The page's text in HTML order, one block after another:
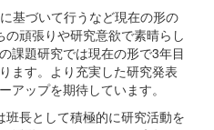
基づいて行うなど現在の形の
頑張りや研究意欲で素晴らし
課題研究では現在の形で3年目
ます。より充実した研究発表
アップを期待しています。
長として積極的に研究活動を